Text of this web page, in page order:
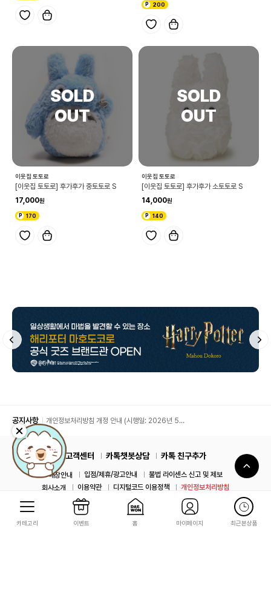
200
이웃집 토토로
[이웃집 토토로] 후가후가 중토토로 S
17,000
170
이웃집 토토로
[이웃집 토토로] 후가후가 소토토로 S
14,000
140
공지사항
개인정보처리방침 개정 안내 (시행일: 2026년 5월
11일)
고객센터 카톡챗봇상담 카톡 친구추가
매장안내 입점/제휴/광고안내
불법 라이센스 신고 및 제보
회사소개
이용약관 디지털코드 이용정책 개인정보처리방침
사업자정보
카테고리 이벤트 홈 마이페이지 최근본상품